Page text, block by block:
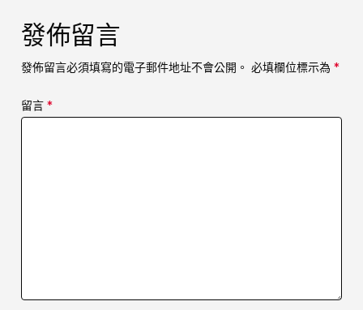
發佈留言
發佈留言必須填寫的電子郵件地址不會公開。 必填欄位標示為 *
留言 *